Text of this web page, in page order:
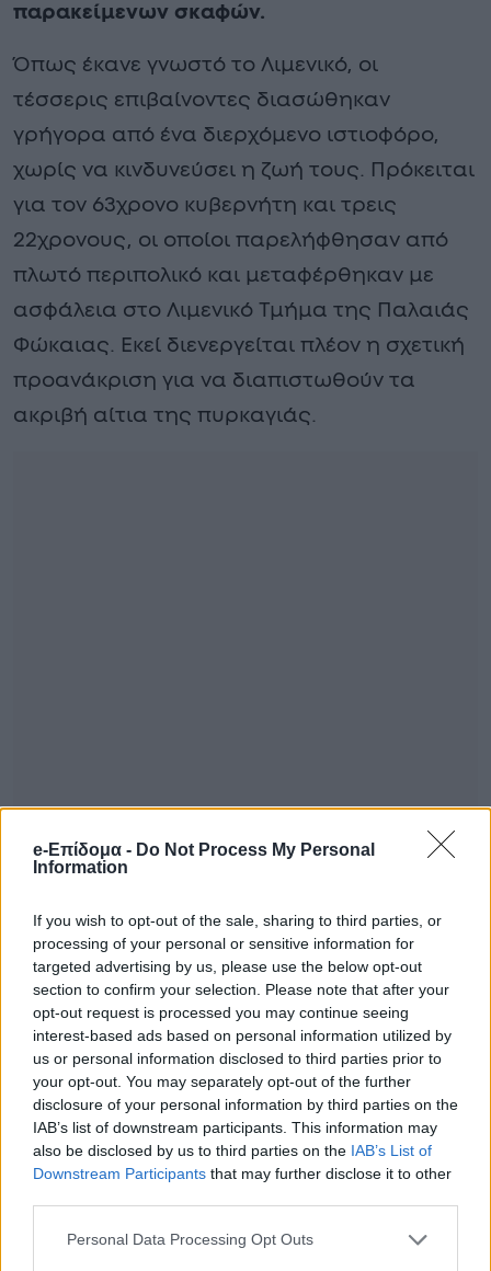
e-Επίδομα - Do Not Process My Personal
Information
If you wish to opt-out of the sale, sharing to third parties, or
processing of your personal or sensitive information for
targeted advertising by us, please use the below opt-out
section to confirm your selection. Please note that after your
opt-out request is processed you may continue seeing
interest-based ads based on personal information utilized by
us or personal information disclosed to third parties prior to
your opt-out. You may separately opt-out of the further
disclosure of your personal information by third parties on the
IAB’s list of downstream participants. This information may
also be disclosed by us to third parties on the IAB’s List of
Downstream Participants that may further disclose it to other
Personal Data Processing Opt Outs
παρακείμενων σκαφών.
Όπως έκανε γνωστό το Λιμενικό, οι
τέσσερις επιβαίνοντες διασώθηκαν
γρήγορα από ένα διερχόμενο ιστιοφόρο,
χωρίς να κινδυνεύσει η ζωή τους. Πρόκειται
για τον 63χρονο κυβερνήτη και τρεις
22χρονους, οι οποίοι παρελήφθησαν από
πλωτό περιπολικό και μεταφέρθηκαν με
ασφάλεια στο Λιμενικό Τμήμα της Παλαιάς
Φώκαιας. Εκεί διενεργείται πλέον η σχετική
προανάκριση για να διαπιστωθούν τα
ακριβή αίτια της πυρκαγιάς.
Προτεινόμενο Άρθρο
ΕΚΤΑΚΤΟ ΤΩΡΑ: Μόλις
βρέθηκε νεκρός – Πήγε να
πετάξει τα σκουπίδια και
τον περίμενε μία τραγική
στιγμή – ΣΟΚ